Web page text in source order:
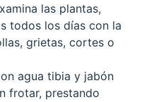
las plantas,
todos los días con la
grietas, cortes o
agua tibia y jabón
frotar, prestando